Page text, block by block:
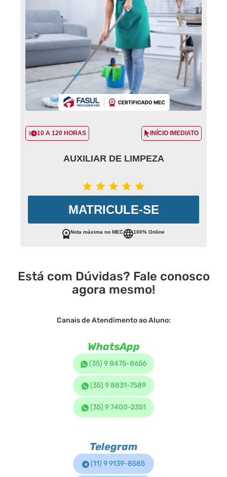
10 A 120 HORAS INÍCIO IMEDIATO
AUXILIAR DE LIMPEZA
MATRICULE-SE
Nota máxima no MEC 100% Online
Está com Dúvidas? Fale conosco
agora mesmo!
Canais de Atendimento ao Aluno:
WhatsApp
(35) 9 8475-8656
(35) 9 8831-7589
(35) 9 7400-2351
Telegram
(11) 9 9139-8585